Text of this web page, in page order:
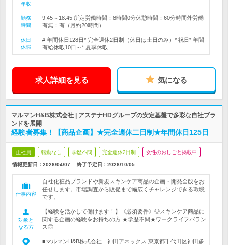
年収
勤務
時間
9:45～18:45 所定労働時間：8時間0分休憩時間：60分時間外労働
有無：有（月約20時間）
休日
休暇
# 年間休日128日* 完全週休2日制（休日は土日のみ）* 祝日* 年間
有給休暇10日～* 夏季休暇…
求人詳細を見る 気になる
マルマンH&B株式会社 | アステナHDグループの安定基盤で多彩な自社ブラ
ンドを展開
経験者募集！【商品企画】★完全週休二日制★年間休日125日
正社員 転勤なし 学歴不問 完全週休2日制 女性のおしごと掲載中
情報更新日：2026/04/07 終了予定日： 2026/10/05
仕事内容
自社化粧品ブランドや新規スキンケア商品の企画・開発全般をお
任せします。市場調査から販促まで幅広くチャレンジできる環境
です。
対象と
なる方
【経験を活かして働けます！】《必須要件》◎スキンケア商品に
関する企画の経験をお持ちの方 ★学歴不問★ワークライフバラン
ス◎
■マルマンH&B株式会社 神田アネックス 東京都千代田区神田多